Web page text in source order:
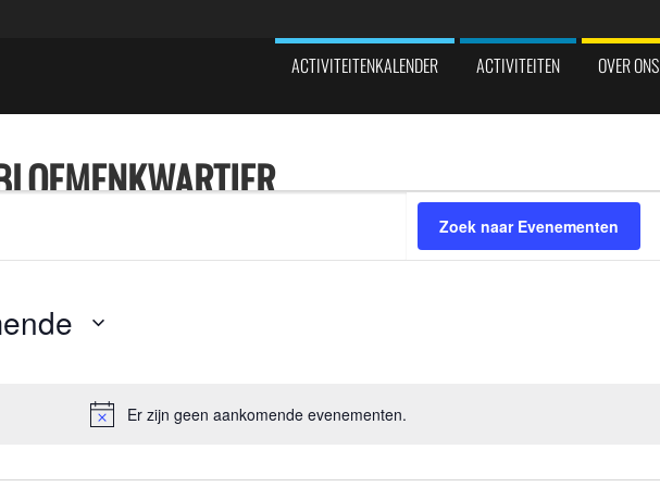
ACTIVITEITENKALENDER ACTIVITEITEN OVER ONS
Bericht
Er zijn geen aankomende evenementen.
Zoek naar Evenementen